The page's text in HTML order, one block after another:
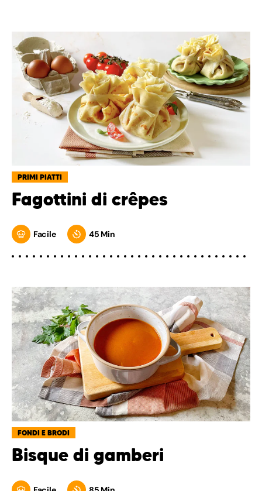
PRIMI PIATTI
Fagottini di crêpes
Facile 45 Min
FONDI E BRODI
Bisque di gamberi